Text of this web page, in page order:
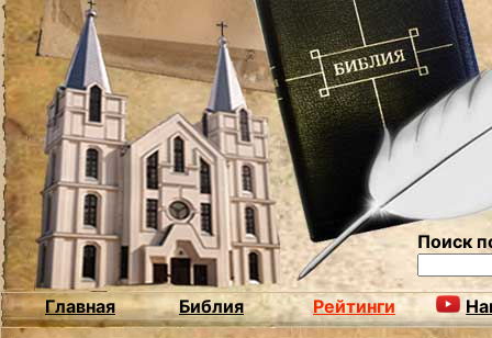
Поиск
Главная Библия Рейтинги